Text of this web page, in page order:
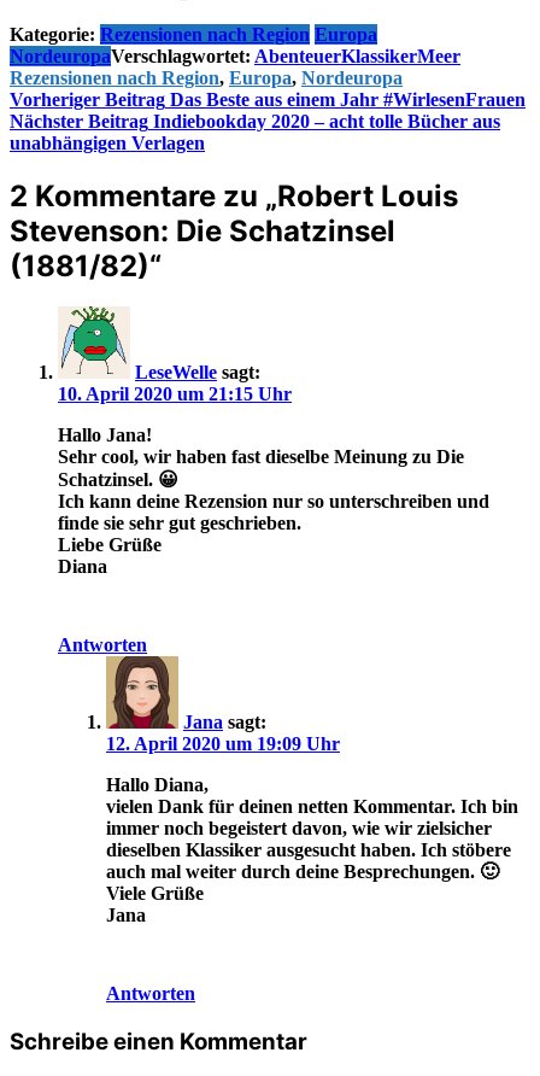
Kategorie: Rezensionen nach Region Europa
NordeuropaVerschlagwortet: AbenteuerKlassikerMeer
Rezensionen nach Region, Europa, Nordeuropa
Beitragsnavigation
Vorheriger Beitrag Das Beste aus einem Jahr #WirlesenFrauen
Nächster Beitrag Indiebookday 2020 – acht tolle Bücher aus
unabhängigen Verlagen
2 Kommentare zu „Robert Louis
Stevenson: Die Schatzinsel
(1881/82)“
LeseWelle sagt:
10. April 2020 um 21:15 Uhr
Hallo Jana!
Sehr cool, wir haben fast dieselbe Meinung zu Die
Schatzinsel. 😀
Ich kann deine Rezension nur so unterschreiben und
finde sie sehr gut geschrieben.
Liebe Grüße
Diana
Antworten
Jana sagt:
12. April 2020 um 19:09 Uhr
Hallo Diana,
vielen Dank für deinen netten Kommentar. Ich bin
immer noch begeistert davon, wie wir zielsicher
dieselben Klassiker ausgesucht haben. Ich stöbere
auch mal weiter durch deine Besprechungen. 🙂
Viele Grüße
Jana
Antworten
Schreibe einen Kommentar